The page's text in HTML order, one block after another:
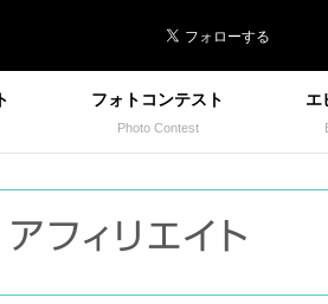
フォトコンテスト
Photo Contest
エ